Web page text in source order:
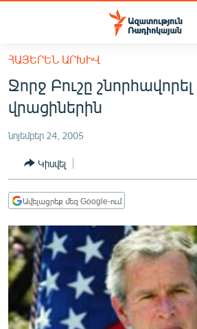
Մատչելիության
հիմնական
բովանդակությանը
Անցնել
հիմնական
մենյուին
ՀԱՅԱՍՏԱՆ
ՔԱՂԱՔԱԿԱՆ
ԸՆՏՐՈՒԹՅՈՒՆՆԵՐ 2026
ԻՐԱՎՈՒՆՔ
ՀԱՍԱՐԱԿՈՒԹՅՈՒՆ
ՂԱՐԱԲԱՂ
ՊԱՏԵՐԱԶՄԻ 6 ՇԱԲԱԹՆԵՐԸ
ՏԱՐԱԾԱՇՐՋԱՆ
ՄԻՋԱԶԳԱՅԻՆ
ՀԱՅԵՐԵՆ ԱՐԽԻՎ
Ջորջ Բուշը շնորհավորել
վրացիներին
նոյեմբեր 24, 2005
Կիսվել
Ավելացրեք մեզ Google-ում